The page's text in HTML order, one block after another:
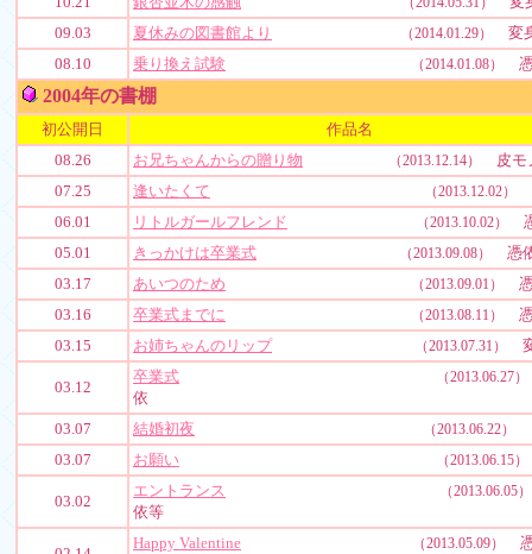
09.03
夏休みの図書館より （2014.01.29）
変
08.10
乗り換え試験 （2014.01.08）
2004年の書棚
初公開日
作品名
08.26
お兄ちゃんからの贈り物 （2013.12.14）
皮モ
07.25
逢いたくて （2013.12.02）
06.01
リトルガールフレンド （2013.10.02）
05.01
きっかけは卒業式 （2013.09.08）
憑
03.17
あいつのため （2013.09.01）
03.16
卒業式までに （2013.08.11）
03.15
お姉ちゃんのリップ （2013.07.31）
03.12
卒業式 （2013.06.27）
依
03.07
結婚初夜 （2013.06.22）
03.07
お願い （2013.06.15）
03.02
エントランス （2013.06.05）
依等
Happy Valentine （2013.05.09）